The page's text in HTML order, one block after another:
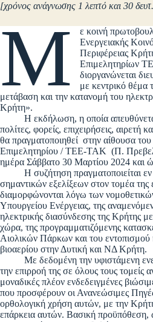
[χρόνος ανάγνωσης 1 λεπτό και 30
Μ
ε κοινή
Ενεργειακής
Περιφέρειας
Επιμελητηρίων
διοργανώνεται
με κεντρικό θέμα
μετάβαση και την κατανομή του
Κρήτη».
Η εκδήλωση, η οποία
πολίτες, φορείς, επιχειρήσεις, αιρετή
θα πραγματοποιηθεί στην αίθουσα του
Επιμελητηρίου / ΤΕΕ-ΤΑΚ (Π.
ημέρα Σάββατο 30 Μαρτίου 2024 και
Η συζήτηση πραγματοποιείται εν
σημαντικών εξελίξεων στον τομέα της
διαμορφώνονται λόγω των
Υπουργείου Ενέργειας, της
ηλεκτρικής διασύνδεσης της Κρήτης
χώρα, της προγραμματιζόμενης
Αιολικών Πάρκων και του εντοπισμού
βιοαερίου στην Δυτική και ΝΔ Κρήτη.
Με δεδομένη την υφιστάμενη
την επιρροή της σε όλους τους τομείς
μοναδικές πλέον ενδεδειγμένες
που προσφέρουν οι Ανανεώσιμες
ορθολογική χρήση αυτών, με την
επάρκεια αυτών. Βασική προϋπόθεση,